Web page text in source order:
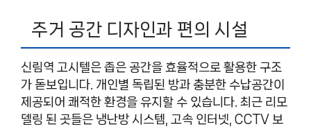
주거 공간 디자인과 편의 시설
신림역 고시텔은 좁은 공간을 효율적으로 활용한 구조
가 돋보입니다. 개인별 독립된 방과 충분한 수납공간이
제공되어 쾌적한 환경을 유지할 수 있습니다. 최근 리모
델링 된 곳들은 냉난방 시스템, 고속 인터넷, CCTV 보